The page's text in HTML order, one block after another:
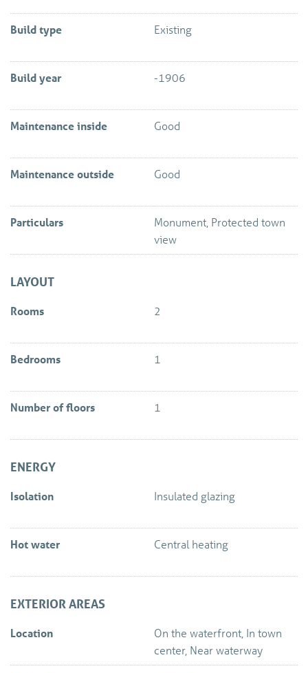
Build type
Existing
Build year -1906
Maintenance inside Good
Maintenance outside Good
Particulars
Monument, Protected town
view
LAYOUT
Rooms 2
Bedrooms 1
Number of floors 1
ENERGY
Isolation Insulated glazing
Hot water Central heating
EXTERIOR AREAS
Location
On the waterfront, In town
center, Near waterway